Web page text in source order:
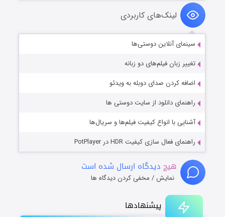
پیشنهادها
لینک‌های کاربردی
سینمای آنلاین دوستی‌ها
تغییر زبان فیلم‌های دو زبانه
اضافه کردن صدای دوبله به ویدئو
راهنمای دانلود از سایت دوستی ها
آشنایی با انواع کیفیت فیلم‌ها و سریال‌ها
راهنمای فعال سازی کیفیت HDR در PotPlayer
هیچ دیدگاه ارسال شده است
نمایش / مخفی کردن دیدگاه ها